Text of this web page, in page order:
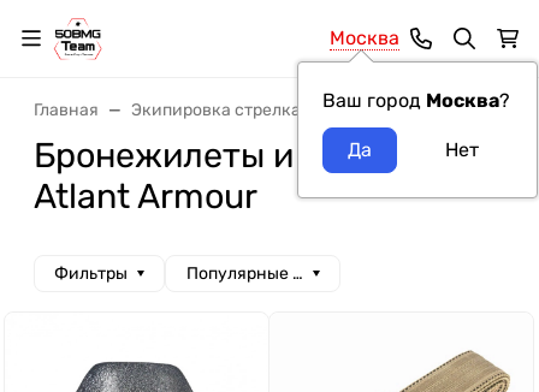
Москва
Ваш город Москва?
Главная Экипировка стрелка Бронежилеты, разгрузка
Бронежилеты и элементы
Atlant Armour
Фильтры Популярные сначала